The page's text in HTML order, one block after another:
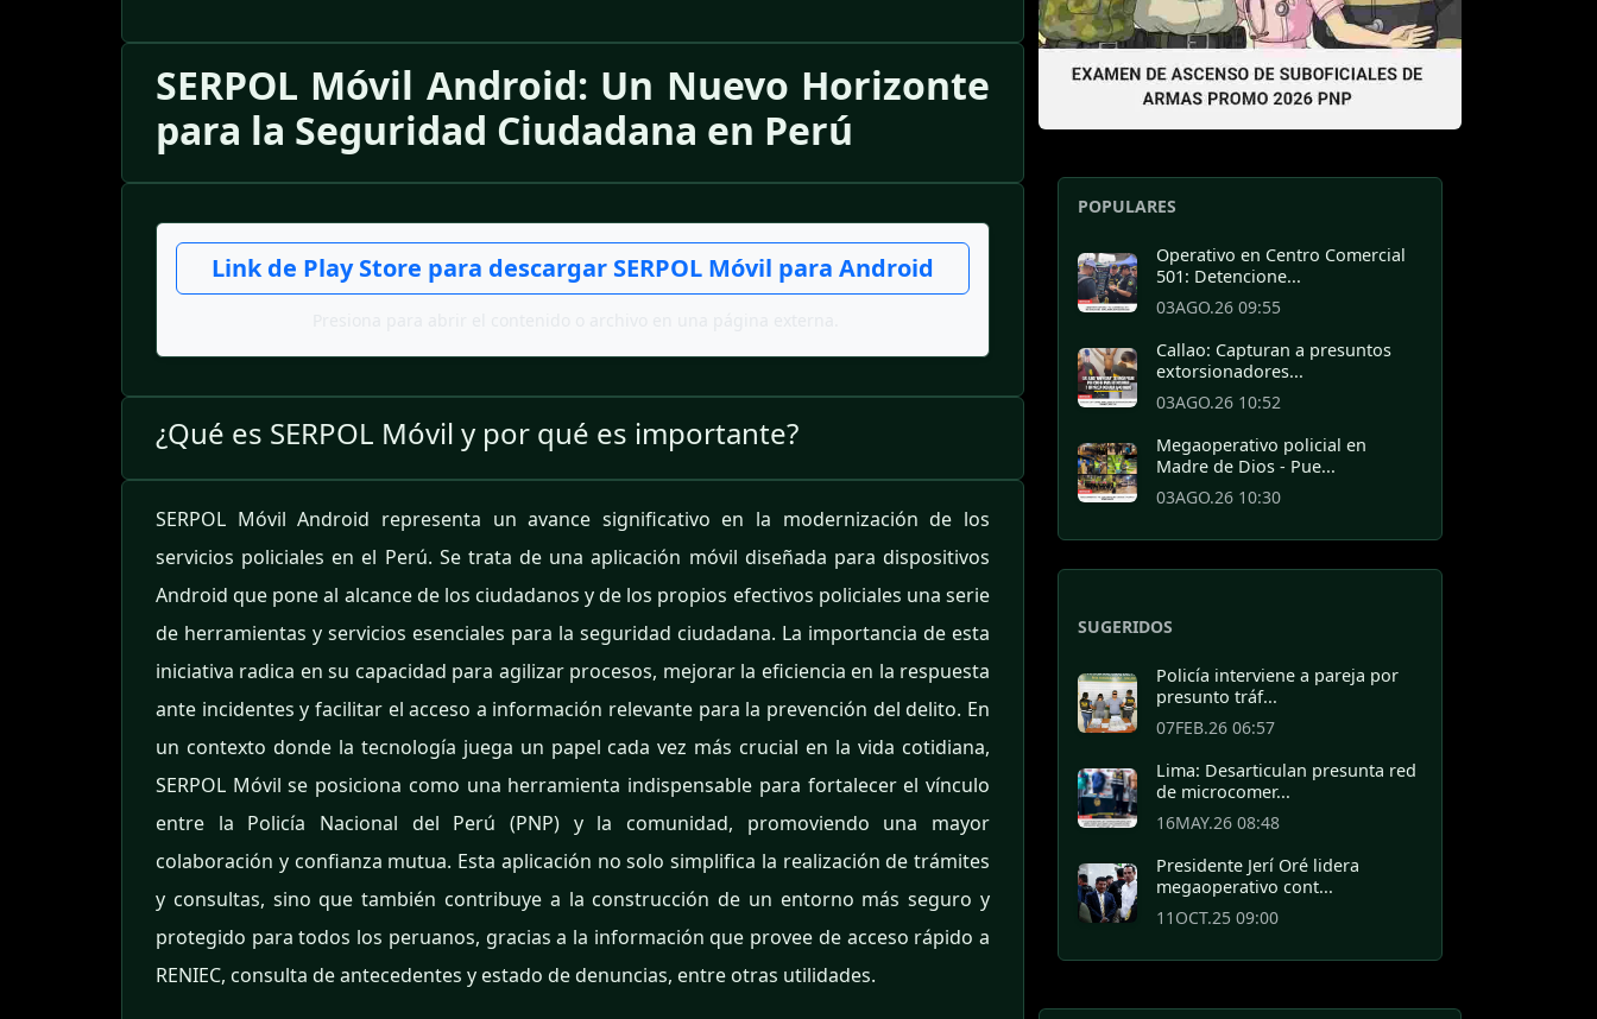
SERPOL Móvil Android: Un Nuevo Horizonte
para la Seguridad Ciudadana en Perú
Link de Play Store para descargar SERPOL Móvil para Android
¿Qué es SERPOL Móvil y por qué es importante?
SERPOL Móvil Android representa un avance significativo en la modernización de los
servicios policiales en el Perú. Se trata de una aplicación móvil diseñada para dispositivos
Android que pone al alcance de los ciudadanos y de los propios efectivos policiales una serie
de herramientas y servicios esenciales para la seguridad ciudadana. La importancia de esta
iniciativa radica en su capacidad para agilizar procesos, mejorar la eficiencia en la respuesta
ante incidentes y facilitar el acceso a información relevante para la prevención del delito. En
un contexto donde la tecnología juega un papel cada vez más crucial en la vida cotidiana,
SERPOL Móvil se posiciona como una herramienta indispensable para fortalecer el vínculo
entre la Policía Nacional del Perú (PNP) y la comunidad, promoviendo una mayor
colaboración y confianza mutua. Esta aplicación no solo simplifica la realización de trámites
y consultas, sino que también contribuye a la construcción de un entorno más seguro y
protegido para todos los peruanos, gracias a la información que provee de acceso rápido a
RENIEC, consulta de antecedentes y estado de denuncias, entre otras utilidades.
POPULARES
Operativo en Centro Comercial
501: Detencione...
03AGO.26 09:55
Callao: Capturan a presuntos
extorsionadores...
03AGO.26 10:52
Megaoperativo policial en
Madre de Dios - Pue...
03AGO.26 10:30
SUGERIDOS
Policía interviene a pareja por
presunto tráf...
07FEB.26 06:57
Lima: Desarticulan presunta red
de microcomer...
16MAY.26 08:48
Presidente Jerí Oré lidera
megaoperativo cont...
11OCT.25 09:00